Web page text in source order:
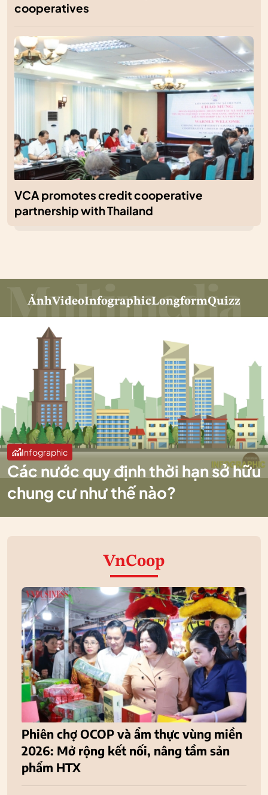
cooperatives
VCA promotes credit cooperative
partnership with Thailand
ẢnhVideoInfographicLongformQuizz
Infographic
Các nước quy định thời hạn sở hữu
chung cư như thế nào?
VnCoop
Phiên chợ OCOP và ẩm thực vùng miền
2026: Mở rộng kết nối, nâng tầm sản
phẩm HTX